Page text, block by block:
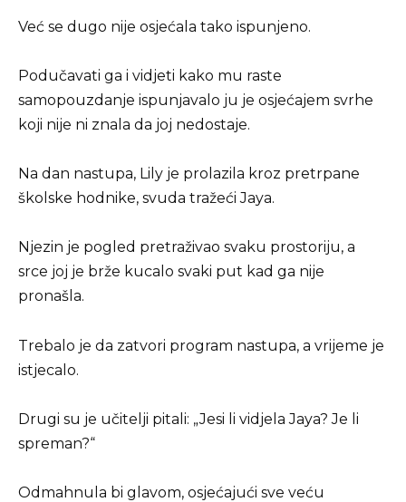
Već se dugo nije osjećala tako ispunjeno.
Podučavati ga i vidjeti kako mu raste
samopouzdanje ispunjavalo ju je osjećajem svrhe
koji nije ni znala da joj nedostaje.
Na dan nastupa, Lily je prolazila kroz pretrpane
školske hodnike, svuda tražeći Jaya.
Njezin je pogled pretraživao svaku prostoriju, a
srce joj je brže kucalo svaki put kad ga nije
pronašla.
Trebalo je da zatvori program nastupa, a vrijeme je
istjecalo.
Drugi su je učitelji pitali: „Jesi li vidjela Jaya? Je li
spreman?“
Odmahnula bi glavom, osjećajući sve veću